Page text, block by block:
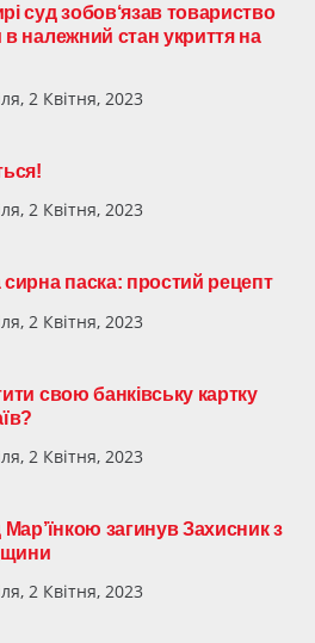
суд зобов‘язав товариство
в належний стан укриття на
2 Квітня, 2023
2 Квітня, 2023
паска: простий рецепт
2 Квітня, 2023
свою банківську картку
2 Квітня, 2023
загинув Захисник з
2 Квітня, 2023